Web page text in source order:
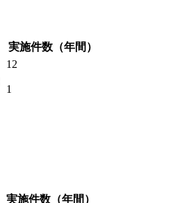
実施件数（年間）
12
1
実施件数（年間）